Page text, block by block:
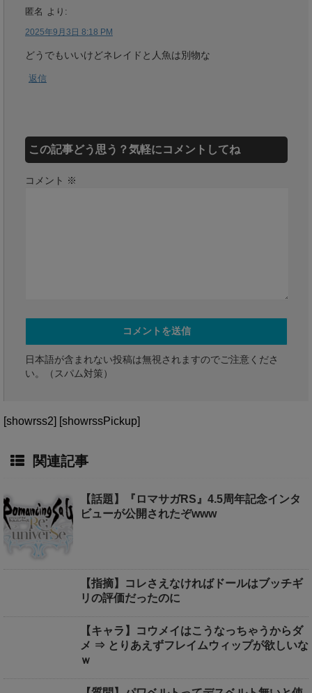
匿名 より:
2025年9月3日 8:18 PM
どうでもいいけどネレイドと人魚は別物な
返信
この記事どう思う？気軽にコメントしてね
コメント ※
日本語が含まれない投稿は無視されますのでご注意くださ
い。（スパム対策）
[showrss2] [showrssPickup]
関連記事
【話題】『ロマサガRS』4.5周年記念インタ
ビューが公開されたぞwww
【指摘】コレさえなければドールはブッチギ
リの評価だったのに
【キャラ】コウメイはこうなっちゃうからダ
メ ⇒ とりあえずフレイムウィップが欲しいな
ｗ